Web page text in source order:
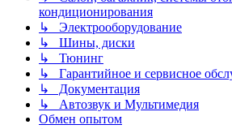
кондиционирования
↳ Электрооборудование
↳ Шины, диски
↳ Тюнинг
↳ Гарантийное и сервисное
↳ Документация
↳ Автозвук и Мультимедия
Обмен опытом